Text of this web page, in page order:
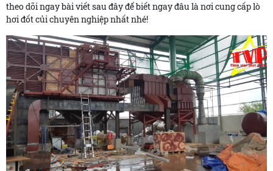
theo dõi ngay bài viết sau đây để biết ngay đâu là nơi cung cấp lò
hơi đốt củi chuyên nghiệp nhất nhé!